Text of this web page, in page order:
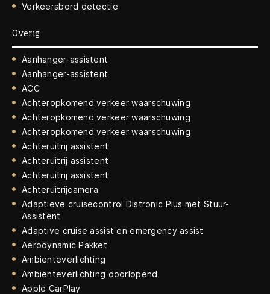
Verkeersbord detectie
Overig
Aanhanger-assistent
Aanhanger-assistent
ACC
Achteropkomend verkeer waarschuwing
Achteropkomend verkeer waarschuwing
Achteropkomend verkeer waarschuwing
Achteruitrij assistent
Achteruitrij assistent
Achteruitrij assistent
Achteruitrijcamera
Adaptieve cruisecontrol Distronic Plus met Stuur-
Assistent
Adaptive cruise assist en emergency assist
Aerodynamic Pakket
Ambienteverlichting
Ambienteverlichting doorlopend
Apple CarPlay